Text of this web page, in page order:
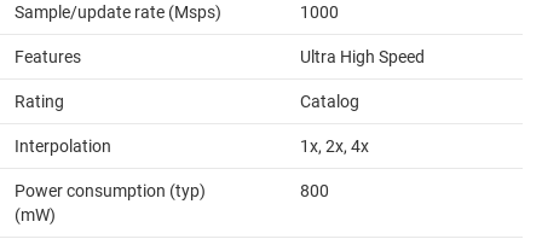
Sample/update rate (Msps) 1000
Features Ultra High Speed
Rating Catalog
Interpolation 1x, 2x, 4x
Power consumption (typ)
(mW)
800